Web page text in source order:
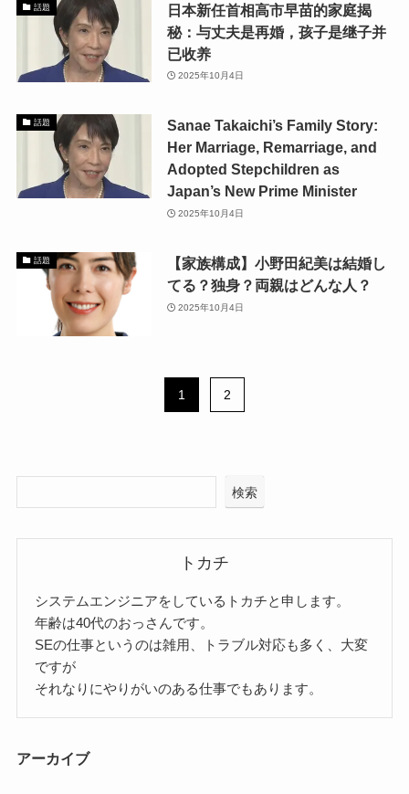
話題
日本新任首相高市早苗的家庭揭
秘：与丈夫是再婚，孩子是继子并
已收养
2025年10月4日
話題
Sanae Takaichi’s Family Story:
Her Marriage, Remarriage, and
Adopted Stepchildren as
Japan’s New Prime Minister
2025年10月4日
話題
【家族構成】小野田紀美は結婚し
てる？独身？両親はどんな人？
2025年10月4日
1 2
検索
トカチ
システムエンジニアをしているトカチと申します。
年齢は40代のおっさんです。
SEの仕事というのは雑用、トラブル対応も多く、大変
ですが
それなりにやりがいのある仕事でもあります。
アーカイブ